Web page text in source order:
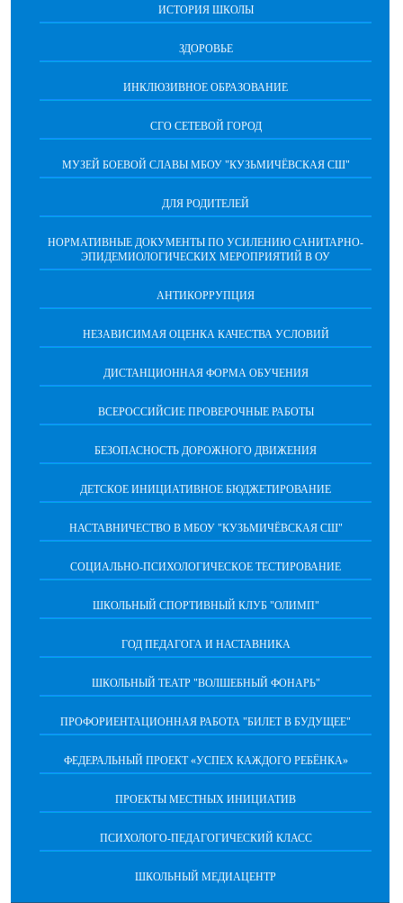
ИСТОРИЯ ШКОЛЫ
ЗДОРОВЬЕ
ИНКЛЮЗИВНОЕ ОБРАЗОВАНИЕ
СГО СЕТЕВОЙ ГОРОД
МУЗЕЙ БОЕВОЙ СЛАВЫ МБОУ "КУЗЬМИЧЁВСКАЯ СШ"
ДЛЯ РОДИТЕЛЕЙ
НОРМАТИВНЫЕ ДОКУМЕНТЫ ПО УСИЛЕНИЮ САНИТАРНО-
ЭПИДЕМИОЛОГИЧЕСКИХ МЕРОПРИЯТИЙ В ОУ
АНТИКОРРУПЦИЯ
НЕЗАВИСИМАЯ ОЦЕНКА КАЧЕСТВА УСЛОВИЙ
ДИСТАНЦИОННАЯ ФОРМА ОБУЧЕНИЯ
ВСЕРОССИЙСИЕ ПРОВЕРОЧНЫЕ РАБОТЫ
БЕЗОПАСНОСТЬ ДОРОЖНОГО ДВИЖЕНИЯ
ДЕТСКОЕ ИНИЦИАТИВНОЕ БЮДЖЕТИРОВАНИЕ
НАСТАВНИЧЕСТВО В МБОУ "КУЗЬМИЧЁВСКАЯ СШ"
СОЦИАЛЬНО-ПСИХОЛОГИЧЕСКОЕ ТЕСТИРОВАНИЕ
ШКОЛЬНЫЙ СПОРТИВНЫЙ КЛУБ "ОЛИМП"
ГОД ПЕДАГОГА И НАСТАВНИКА
ШКОЛЬНЫЙ ТЕАТР "ВОЛШЕБНЫЙ ФОНАРЬ"
ПРОФОРИЕНТАЦИОННАЯ РАБОТА "БИЛЕТ В БУДУЩЕЕ"
ФЕДЕРАЛЬНЫЙ ПРОЕКТ «УСПЕХ КАЖДОГО РЕБЁНКА»
ПРОЕКТЫ МЕСТНЫХ ИНИЦИАТИВ
ПСИХОЛОГО-ПЕДАГОГИЧЕСКИЙ КЛАСС
ШКОЛЬНЫЙ МЕДИАЦЕНТР